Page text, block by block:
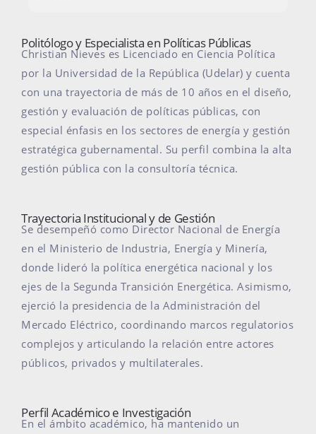
Politólogo y Especialista en Políticas Públicas
Christian Nieves es Licenciado en Ciencia Política
por la Universidad de la República (Udelar) y cuenta
con una trayectoria de más de 10 años en el diseño,
gestión y evaluación de políticas públicas, con
especial énfasis en los sectores de energía y gestión
estratégica gubernamental. Su perfil combina la alta
gestión pública con la consultoría técnica.
Trayectoria Institucional y de Gestión
Se desempeñó como Director Nacional de Energía
en el Ministerio de Industria, Energía y Minería,
donde lideró la política energética nacional y los
ejes de la Segunda Transición Energética. Asimismo,
ejerció la presidencia de la Administración del
Mercado Eléctrico, coordinando marcos regulatorios
complejos y articulando la relación entre actores
públicos, privados y multilaterales.
Perfil Académico e Investigación
En el ámbito académico, ha mantenido un